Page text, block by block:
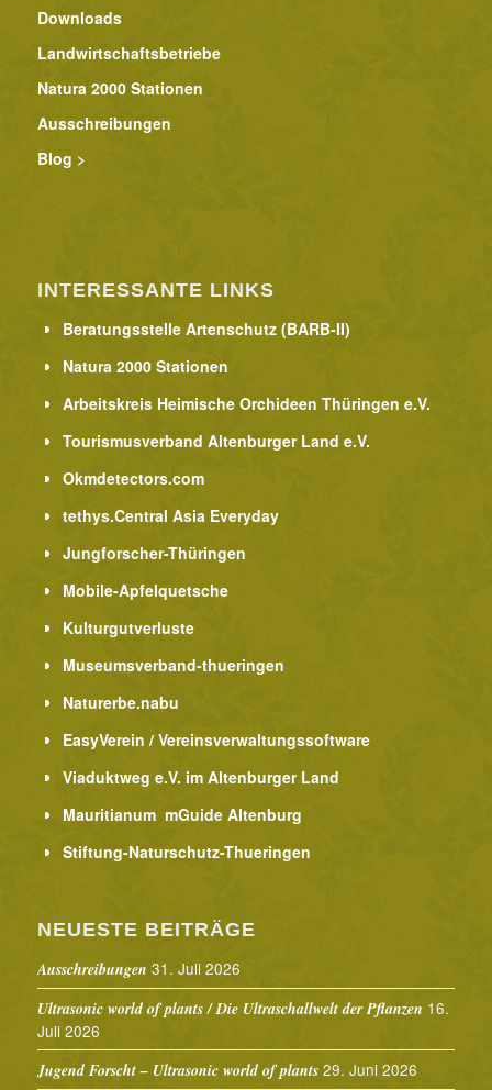
Downloads
Landwirtschaftsbetriebe
Natura 2000 Stationen
Ausschreibungen
Blog >
INTERESSANTE LINKS
Beratungsstelle Artenschutz (BARB-II)
Natura 2000 Stationen
Arbeitskreis Heimische Orchideen Thüringen e.V.
Tourismusverband Altenburger Land e.V.
Okmdetectors.com
tethys.Central Asia Everyday
Jungforscher-Thüringen
Mobile-Apfelquetsche
Kulturgutverluste
Museumsverband-thueringen
Naturerbe.nabu
EasyVerein / Vereinsverwaltungssoftware
Viaduktweg e.V. im Altenburger Land
Mauritianum mGuide Altenburg
Stiftung-Naturschutz-Thueringen
NEUESTE BEITRÄGE
Ausschreibungen 31. Juli 2026
Ultrasonic world of plants / Die Ultraschallwelt der Pflanzen 16.
Juli 2026
Jugend Forscht – Ultrasonic world of plants 29. Juni 2026